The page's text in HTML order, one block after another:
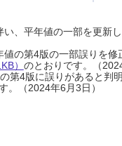
、平年値の一部を更新
の第4版の一部誤りを
） のとおりです。（
第4版に誤りがあると判
。（2024年6月3日）